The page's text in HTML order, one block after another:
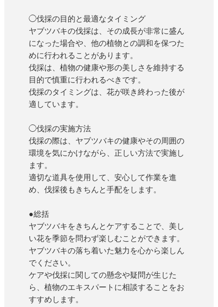
◯伐採の目的と最適なタイミング
ヤブツバキの伐採は、その成長が非常に盛ん
になった場合や、他の植物との調和を保つた
めに行われることがあります。
伐採は、植物の健康や形の美しさを維持する
目的で慎重に行われるべきです。
伐採のタイミングは、花が咲き終わった後が
適しています。
◯伐採の実施方法
伐採の際は、ヤブツバキの健康やその周囲の
環境を気にかけながら、正しい方法で実施し
ます。
適切な道具を使用して、安心して作業を進
め、伐採後もきちんと手配をします。
●総括
ヤブツバキをきちんとケアすることで、美し
い花を季節を問わず楽しむことができます。
ヤブツバキの落ち着いた魅力を心から楽しん
でください。
ケアや伐採に関しての懸念や疑問が生じた
ら、植物のエキスパートに相談することをお
すすめします。